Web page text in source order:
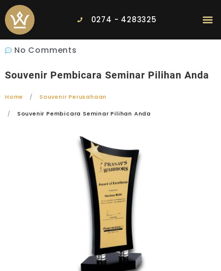
0274 - 4283325
No Comments
Souvenir Pembicara Seminar Pilihan Anda
Home Souvenir Perusahaan
Souvenir Pembicara Seminar Pilihan Anda